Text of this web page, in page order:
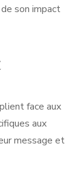
son impact
face aux
aux
message et